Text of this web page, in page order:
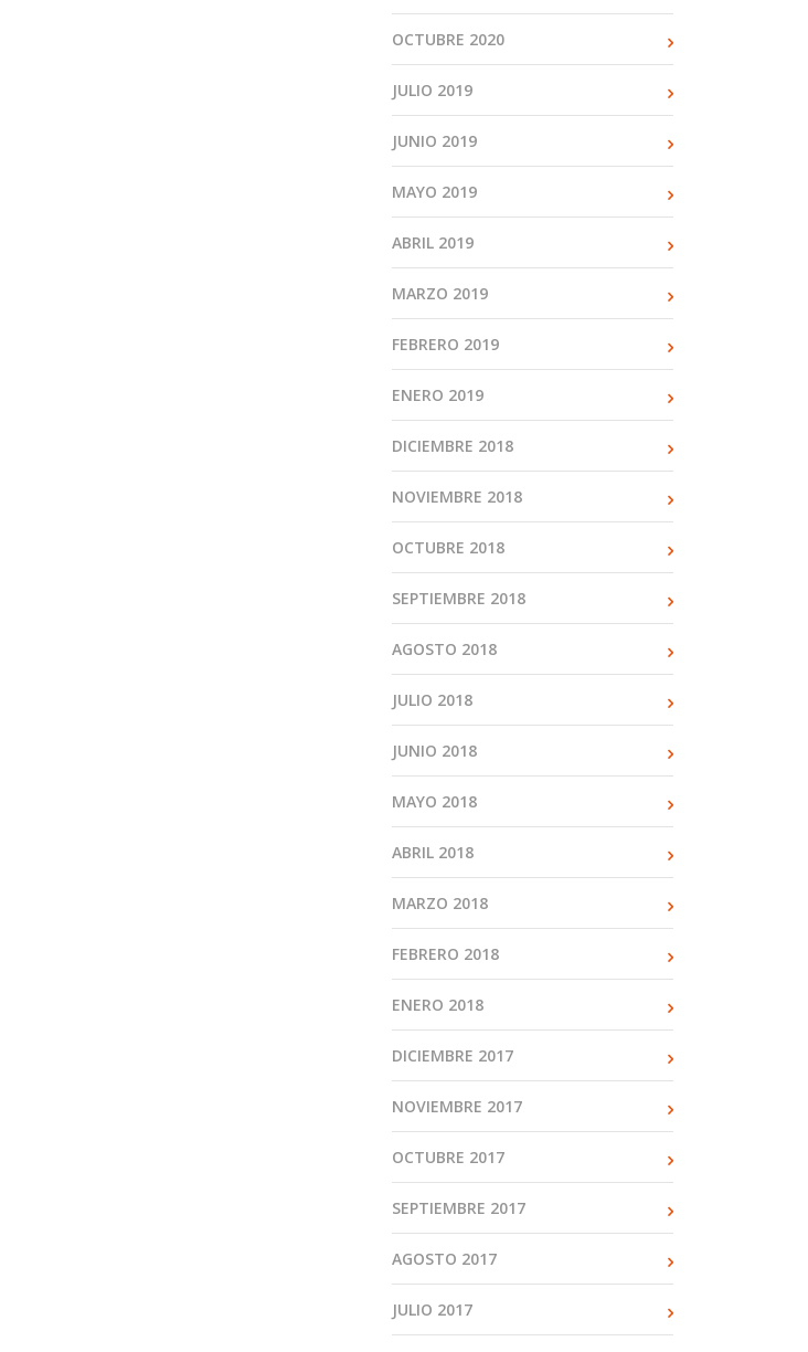
OCTUBRE 2020
JULIO 2019
JUNIO 2019
MAYO 2019
ABRIL 2019
MARZO 2019
FEBRERO 2019
ENERO 2019
DICIEMBRE 2018
NOVIEMBRE 2018
OCTUBRE 2018
SEPTIEMBRE 2018
AGOSTO 2018
JULIO 2018
JUNIO 2018
MAYO 2018
ABRIL 2018
MARZO 2018
FEBRERO 2018
ENERO 2018
DICIEMBRE 2017
NOVIEMBRE 2017
OCTUBRE 2017
SEPTIEMBRE 2017
AGOSTO 2017
JULIO 2017